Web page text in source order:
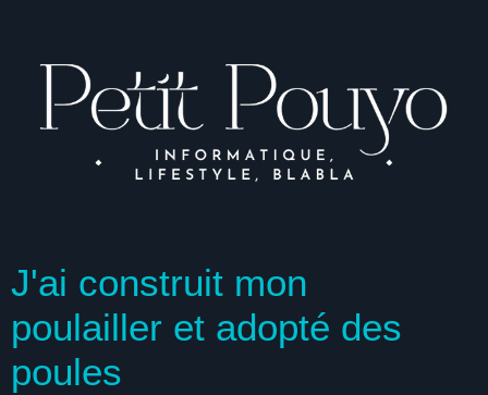
J'ai construit mon
poulailler et adopté des
poules